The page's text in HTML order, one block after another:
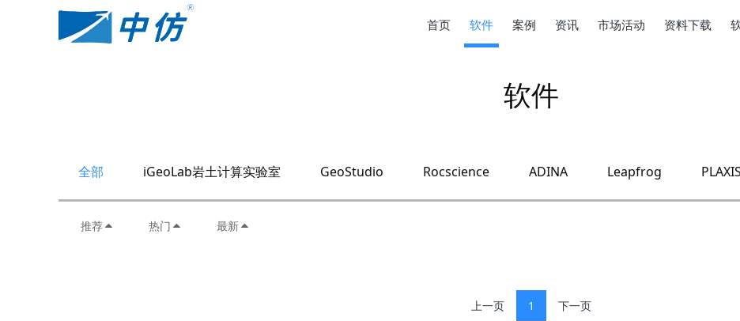
首页 软件 案例 资讯 市场活动 资料下载
软件
全部 iGeoLab岩土计算实验室 GeoStudio Rocscience ADINA Leapfrog PLAXIS
推荐 热门 最新
上一页 1 下一页